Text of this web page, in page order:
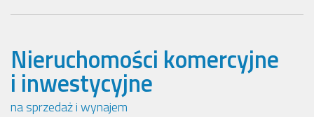
Nieruchomości komercyjne
i inwestycyjne
na sprzedaż i wynajem